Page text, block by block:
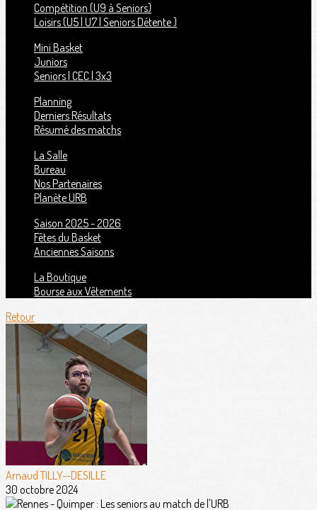
Compétition (U9 à Seniors)
Loisirs (U5 | U7 | Seniors Détente )
Mini Basket
Juniors
Seniors | CEC | 3x3
Planning
Derniers Résultats
Résumé des matchs
La Salle
Bureau
Nos Partenaires
Planète URB
Saison 2025 - 2026
Fêtes du Basket
Anciennes Saisons
La Boutique
Bourse aux Vêtements
Retour
Arnaud TILLY--DESILLE
30 octobre 2024